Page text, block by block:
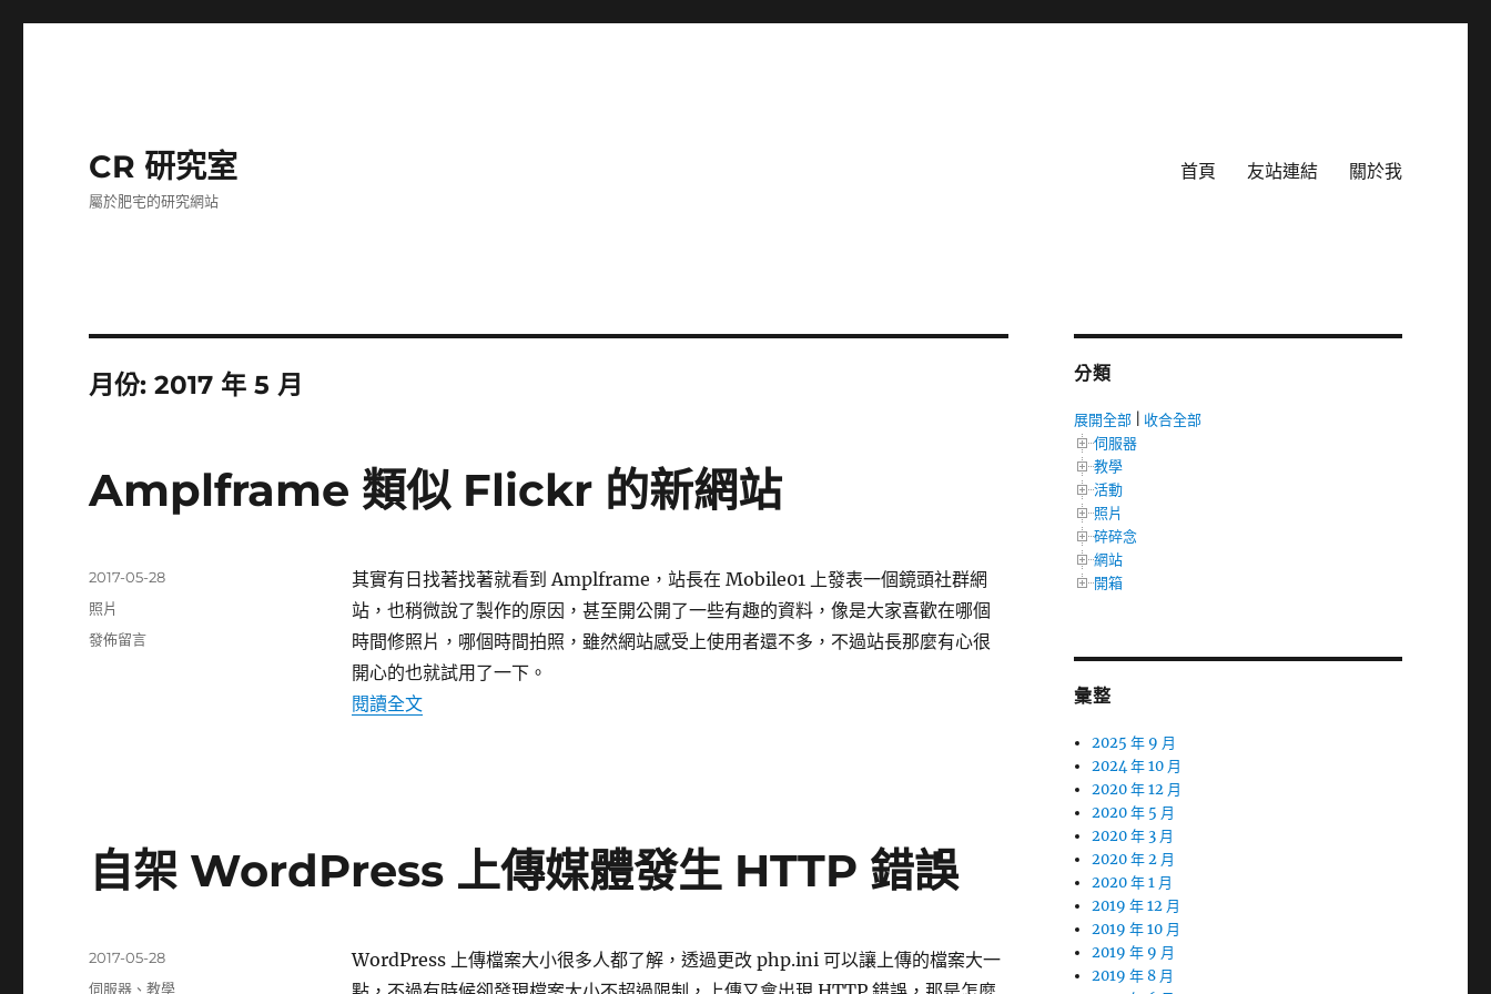
CR 研究室
屬於肥宅的研究網站
首頁 友站連結 關於我
月份:2017 年 5 月
Amplframe 類似 Flickr 的新網站
其實有日找著找著就看到 Amplframe，站長在 Mobile01 上發表一個鏡頭社群網
站，也稍微說了製作的原因，甚至開公開了一些有趣的資料，像是大家喜歡在哪個
時間修照片，哪個時間拍照，雖然網站感受上使用者還不多，不過站長那麼有心很
開心的也就試用了一下。
閱讀全文〈Amplframe 類似 Flickr 的新網站〉
發
佈
期:
2017-05-28
分
類
照片
在
發佈留言
自架 WordPress 上傳媒體發生 HTTP 錯誤
WordPress 上傳檔案大小很多人都了解，透過更改 php.ini 可以讓上傳的檔案大一
發
佈
2017-05-28
分
伺服器 、教學
分類
展開全部| 收合全部
伺服器
教學
活動
照片
碎碎念
網站
開箱
彙整
2025 年 9 月
2024 年 10 月
2020 年 12 月
2020 年 5 月
2020 年 3 月
2020 年 2 月
2020 年 1 月
2019 年 12 月
2019 年 10 月
2019 年 9 月
2019 年 8 月